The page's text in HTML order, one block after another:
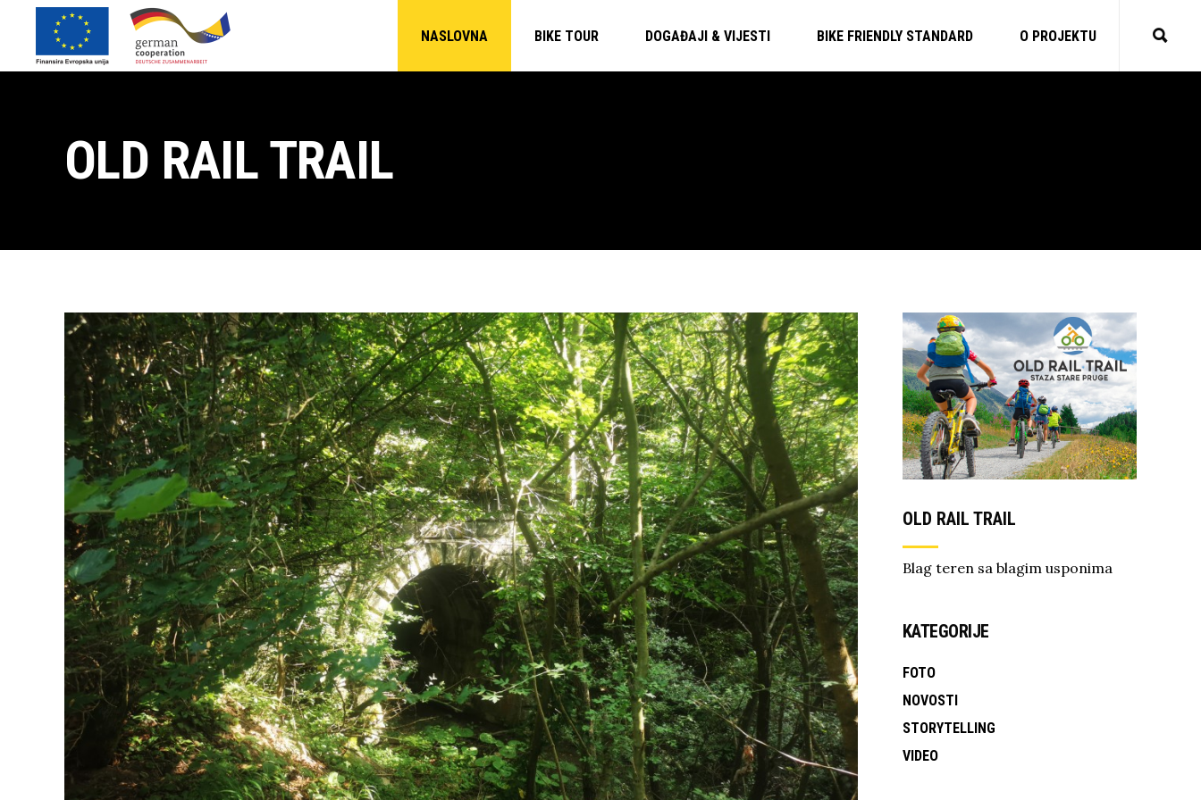
NASLOVNA BIKE TOUR DOGAĐAJI & VIJESTI BIKE FRIENDLY STANDARD O PROJEKTU
OLD RAIL TRAIL
OLD RAIL TRAIL
Blag teren sa blagim usponima
KATEGORIJE
FOTO
NOVOSTI
STORYTELLING
VIDEO